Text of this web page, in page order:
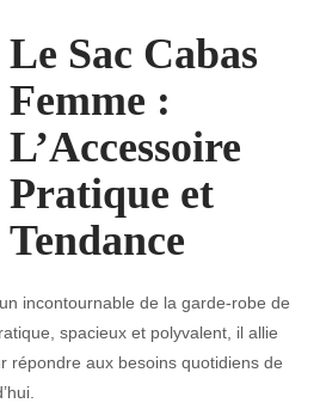
Le Sac Cabas
Femme :
L’Accessoire
Pratique et
Tendance
incontournable de la garde-robe de
spacieux et polyvalent, il allie
répondre aux besoins quotidiens de